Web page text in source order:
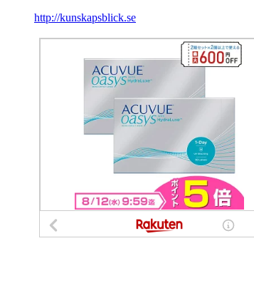
http://kunskapsblick.se